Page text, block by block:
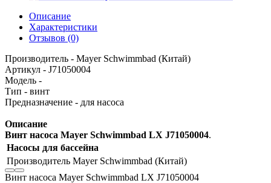
Описание
Характеристики
Отзывов (0)
Производитель - Mayer Schwimmbad (Китай)
Артикул - J71050004
Модель -
Тип - винт
Предназначение - для насоса
Описание
Винт насоса Mayer Schwimmbad LX J71050004.
Насосы для бассейна
Производитель Mayer Schwimmbad (Китай)
Винт насоса Mayer Schwimmbad LX J71050004